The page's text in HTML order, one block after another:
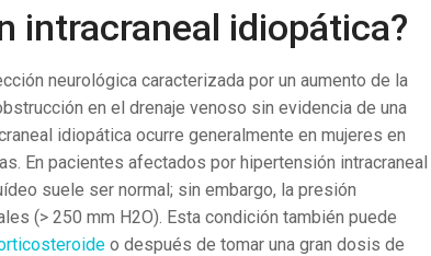
intracraneal idiopática?
neurológica caracterizada por un aumento de la
en el drenaje venoso sin evidencia de una
idiopática ocurre generalmente en mujeres en
En pacientes afectados por hipertensión intracraneal
suele ser normal; sin embargo, la presión
(> 250 mm H2O). Esta condición también puede
o después de tomar una gran dosis de